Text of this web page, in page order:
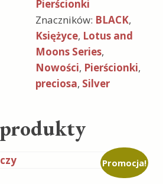
Pierścionki
Znaczników: BLACK,
Księżyce, Lotus and
Moons Series,
Nowości, Pierścionki,
preciosa, Silver
Promocja!